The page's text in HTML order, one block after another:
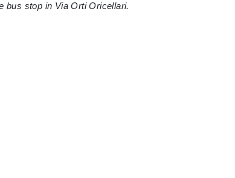
bus stop in Via Orti Oricellari.